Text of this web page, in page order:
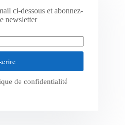
ci-dessous et abonnez-
newsletter
de confidentialité